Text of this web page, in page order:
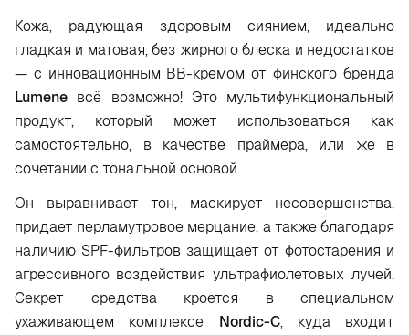
Кожа, радующая здоровым сиянием, идеально
гладкая и матовая, без жирного блеска и недостатков
— с инновационным ВВ-кремом от финского бренда
Lumene всё возможно! Это мультифункциональный
продукт, который может использоваться как
самостоятельно, в качестве праймера, или же в
сочетании с тональной основой.
Он выравнивает тон, маскирует несовершенства,
придает перламутровое мерцание, а также благодаря
наличию SPF-фильтров защищает от фотостарения и
агрессивного воздействия ультрафиолетовых лучей.
Секрет средства кроется в специальном
ухаживающем комплексе Nordic-C, куда входит